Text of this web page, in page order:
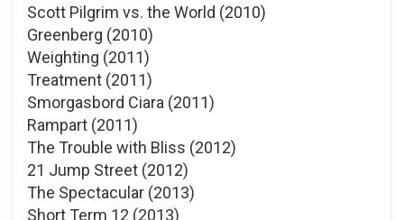
Scott Pilgrim vs. the World (2010)
Greenberg (2010)
Weighting (2011)
Treatment (2011)
Smorgasbord Ciara (2011)
Rampart (2011)
The Trouble with Bliss (2012)
21 Jump Street (2012)
The Spectacular (2013)
Short Term 12 (2013)